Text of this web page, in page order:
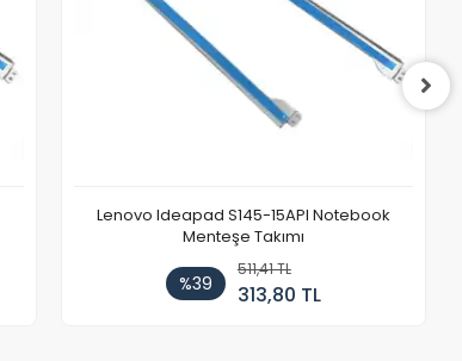
Lenovo Ideapad S145-15API Notebook
Menteşe Takımı
%39
511,41 TL
313,80 TL